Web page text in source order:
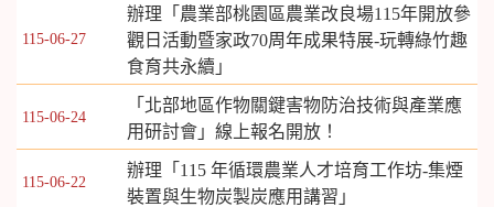
115-06-27
辦理「農業部桃園區農業改良場115年開放參
觀日活動暨家政70周年成果特展-玩轉綠竹趣
食育共永續」
115-06-24
「北部地區作物關鍵害物防治技術與產業應
用研討會」線上報名開放！
115-06-22
辦理「115 年循環農業人才培育工作坊-集煙
裝置與生物炭製炭應用講習」